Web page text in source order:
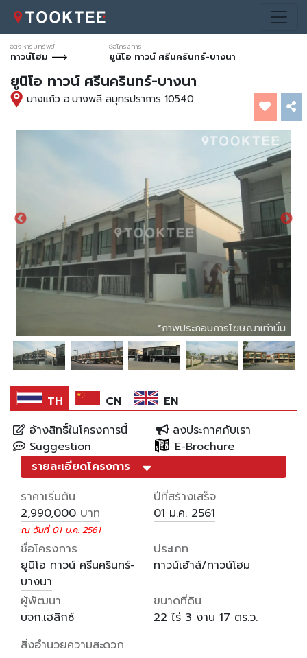
อสังหาริมทรัพย์
ทาวน์โฮม
ชื่อโครงการ
ยูนิโอ ทาวน์ ศรีนครินทร์-บางนา
ยูนิโอ ทาวน์ ศรีนครินทร์-บางนา
บางแก้ว อ.บางพลี สมุทรปราการ 10540
*ภาพประกอบการโฆษณาเท่านั้น
*ภาพประกอบการโฆษณาเท่านั้น
*ภาพประกอบการโฆษณาเท่านั้น
*ภาพประกอบการโฆษณาเท่านั้น
*ภาพประกอบการโฆษณาเท่านั้น
*ภาพประกอบการโฆษณาเท่านั้น
TH CN
EN
อ้างสิทธิ์ในโครงการนี้
ลงประกาศกับเรา
Suggestion
E-Brochure
รายละเอียดโครงการ
ราคาเริ่มต้น
2,990,000 บาท
ณ วันที่ 01 ม.ค. 2561
ปีที่สร้างเสร็จ
01 ม.ค. 2561
ชื่อโครงการ
ยูนิโอ ทาวน์ ศรีนครินทร์-
บางนา
ประเภท
ทาวน์เฮ้าส์/ทาวน์โฮม
ผู้พัฒนา
บจก.เฮลิกซ์
ขนาดที่ดิน
22 ไร่ 3 งาน 17 ตร.ว.
สิ่งอำนวยความสะดวก